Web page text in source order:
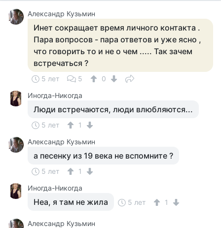
Aлександр Кузьмин
Инет сокращает время личного контакта .
Пара вопросов - пара ответов и уже ясно ,
что говорить то и не о чем ..... Так зачем
встречаться ?
5 лет 5
0
Иногда-Никогда
Люди встречаются, люди влюбляются...
5 лет
1
Aлександр Кузьмин
а песенку из 19 века не вспомните ?
5 лет
1
Иногда-Никогда
Неа, я там не жила 5 лет 1
Aлександр Кузьмин